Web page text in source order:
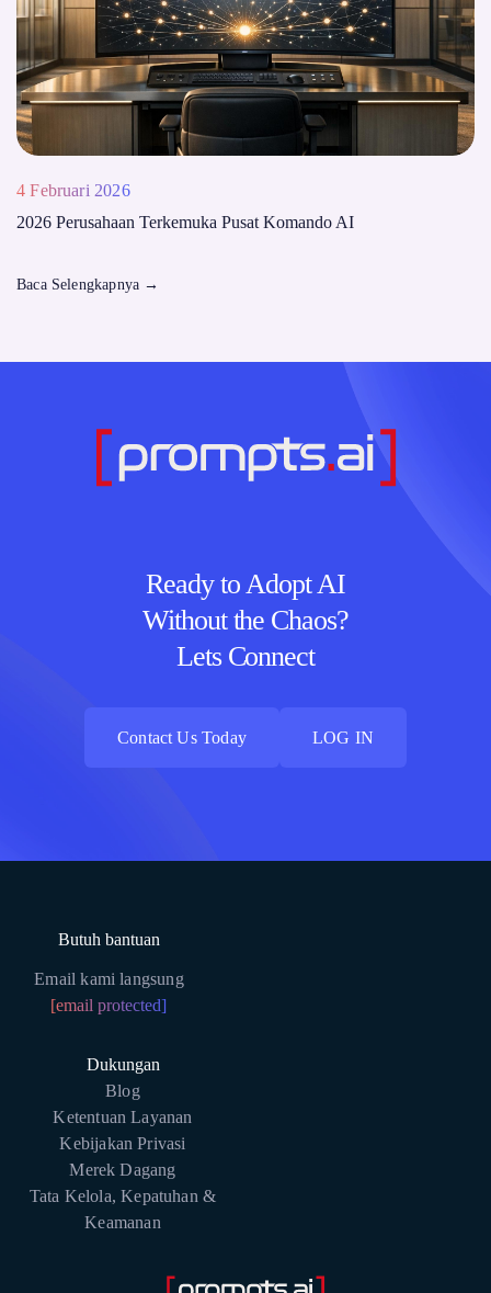
4 Februari 2026
2026 Perusahaan Terkemuka Pusat Komando AI
Baca Selengkapnya →
Ready to Adopt AI
Without the Chaos?
Lets Connect
Contact Us Today
LOG IN
Butuh bantuan
Email kami langsung
[email protected]
Dukungan
Blog
Ketentuan Layanan
Kebijakan Privasi
Merek Dagang
Tata Kelola, Kepatuhan &
Keamanan